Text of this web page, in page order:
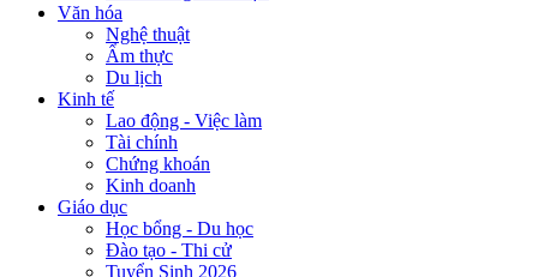
Văn hóa
Nghệ thuật
Ẩm thực
Du lịch
Kinh tế
Lao động - Việc làm
Tài chính
Chứng khoán
Kinh doanh
Giáo dục
Học bổng - Du học
Đào tạo - Thi cử
Tuyển Sinh 2026